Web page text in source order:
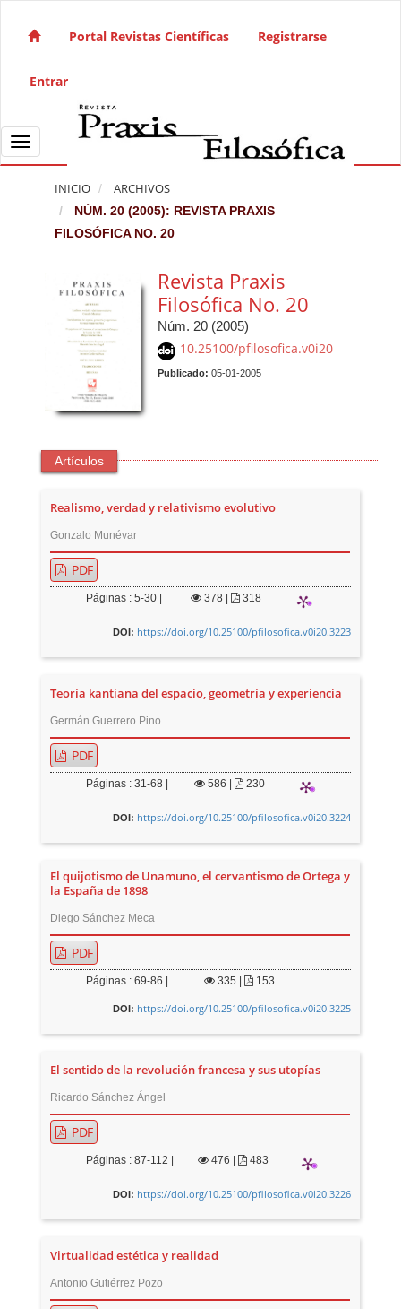
Navegación principal
Barra lateral
Portal Revistas Científicas Registrarse
Entrar
Toggle navigation
INICIO ARCHIVOS
NÚM. 20 (2005): REVISTA PRAXIS
FILOSÓFICA NO. 20
Revista Praxis
Filosófica No. 20
Núm. 20 (2005)
10.25100/pfilosofica.v0i20
Publicado: 05-01-2005
Artículos
Realismo, verdad y relativismo evolutivo
Gonzalo Munévar
PDF
Páginas : 5-30 | 378| 318
DOI: https://doi.org/10.25100/pfilosofica.v0i20.3223
Teoría kantiana del espacio, geometría y experiencia
Germán Guerrero Pino
PDF
Páginas : 31-68 | 586 230
DOI: https://doi.org/10.25100/pfilosofica.v0i20.3224
El quijotismo de Unamuno, el cervantismo de Ortega y
la España de 1898
Diego Sánchez Meca
PDF
Páginas : 69-86 | 335 153
DOI: https://doi.org/10.25100/pfilosofica.v0i20.3225
El sentido de la revolución francesa y sus utopías
Ricardo Sánchez Ángel
PDF
Páginas : 87-112 | 476 483
DOI: https://doi.org/10.25100/pfilosofica.v0i20.3226
Virtualidad estética y realidad
Antonio Gutiérrez Pozo